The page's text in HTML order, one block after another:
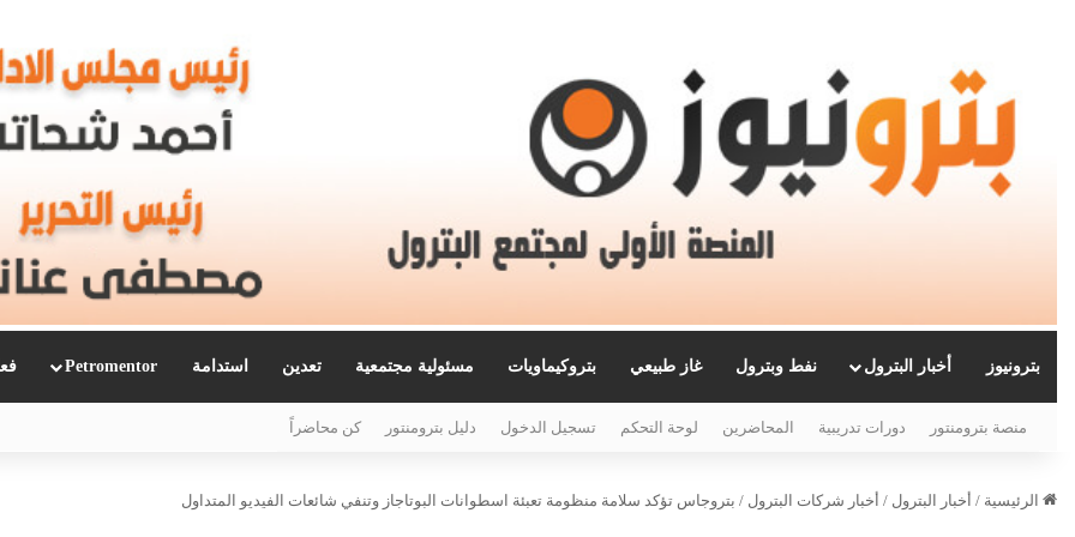
بترونيوز أخبار البترول نفط وبترول غاز طبيعي بتروكيماويات مسئولية مجتمعية تعدين استدامة Petromentor
منصة بترومنتور دورات تدريبية المحاضرين لوحة التحكم تسجيل الدخول دليل بترومنتور كن محاضراً
الرئيسية / أخبار البترول / أخبار شركات البترول / بتروجاس تؤكد سلامة منظومة تعبئة اسطوانات البوتاجاز وتنفي شائعات الفيديو المتداول